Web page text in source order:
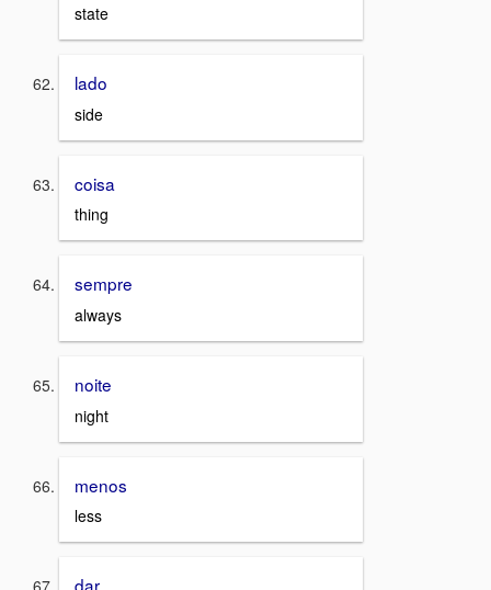
state
lado
side
coisa
thing
sempre
always
noite
night
menos
less
dar